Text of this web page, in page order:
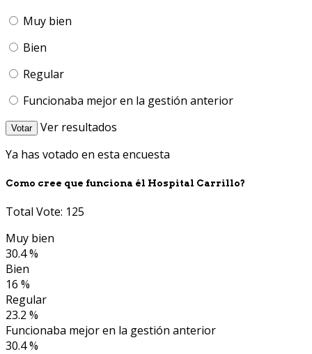
Muy bien
Bien
Regular
Funcionaba mejor en la gestión anterior
Votar
Ver resultados
Ya has votado en esta encuesta
Como cree que funciona él Hospital Carrillo?
Total Vote: 125
Muy bien
30.4 %
Bien
16 %
Regular
23.2 %
Funcionaba mejor en la gestión anterior
30.4 %